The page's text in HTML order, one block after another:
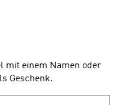
mit einem Namen oder
Geschenk.